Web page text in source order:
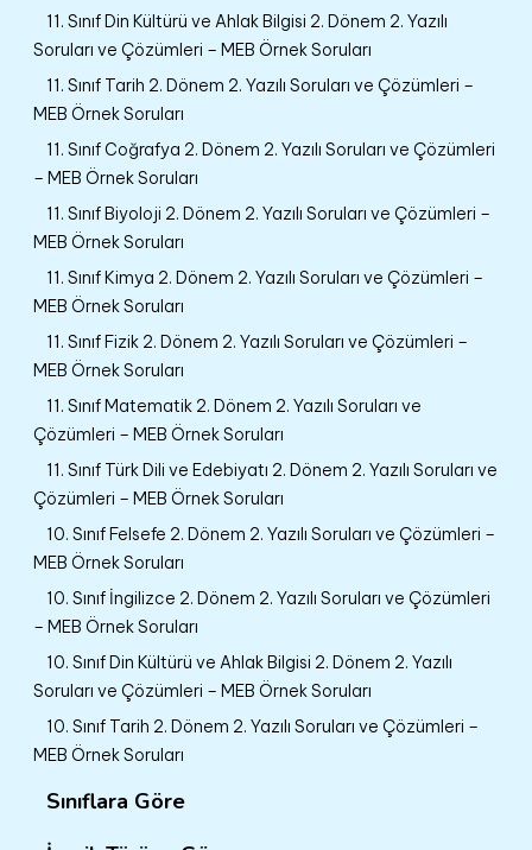
11. Sınıf Din Kültürü ve Ahlak Bilgisi 2. Dönem 2. Yazılı
Soruları ve Çözümleri – MEB Örnek Soruları
11. Sınıf Tarih 2. Dönem 2. Yazılı Soruları ve Çözümleri –
MEB Örnek Soruları
11. Sınıf Coğrafya 2. Dönem 2. Yazılı Soruları ve Çözümleri
– MEB Örnek Soruları
11. Sınıf Biyoloji 2. Dönem 2. Yazılı Soruları ve Çözümleri –
MEB Örnek Soruları
11. Sınıf Kimya 2. Dönem 2. Yazılı Soruları ve Çözümleri –
MEB Örnek Soruları
11. Sınıf Fizik 2. Dönem 2. Yazılı Soruları ve Çözümleri –
MEB Örnek Soruları
11. Sınıf Matematik 2. Dönem 2. Yazılı Soruları ve
Çözümleri – MEB Örnek Soruları
11. Sınıf Türk Dili ve Edebiyatı 2. Dönem 2. Yazılı Soruları ve
Çözümleri – MEB Örnek Soruları
10. Sınıf Felsefe 2. Dönem 2. Yazılı Soruları ve Çözümleri –
MEB Örnek Soruları
10. Sınıf İngilizce 2. Dönem 2. Yazılı Soruları ve Çözümleri
– MEB Örnek Soruları
10. Sınıf Din Kültürü ve Ahlak Bilgisi 2. Dönem 2. Yazılı
Soruları ve Çözümleri – MEB Örnek Soruları
10. Sınıf Tarih 2. Dönem 2. Yazılı Soruları ve Çözümleri –
MEB Örnek Soruları
Sınıflara Göre